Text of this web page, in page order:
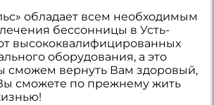
обладает всем необходимым
бессонницы в Усть-
высококвалифицированных
оборудования, а это
сможем вернуть Вам здоровый,
сможете по прежнему жить